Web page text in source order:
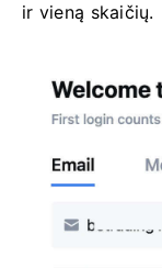
ir vieną skaičių.